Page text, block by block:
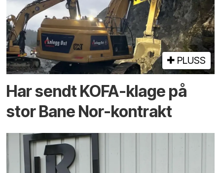
PLUSS
Har sendt KOFA-klage på
stor Bane Nor-kontrakt